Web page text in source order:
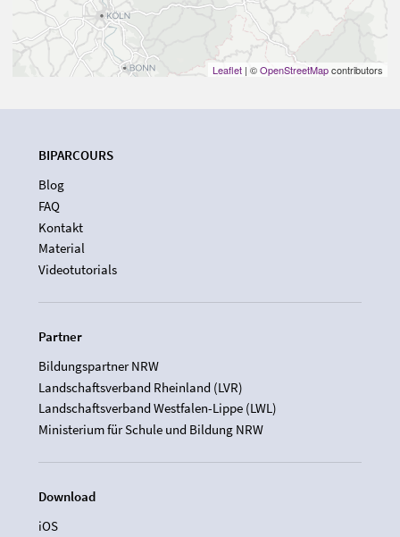
Leaflet | ©OpenStreetMapcontributors
BIPARCOURS
Blog
FAQ
Kontakt
Material
Videotutorials
Partner
Bildungspartner NRW
Landschaftsverband Rheinland (LVR)
Landschaftsverband Westfalen-Lippe (LWL)
Ministerium für Schule und Bildung NRW
Download
iOS